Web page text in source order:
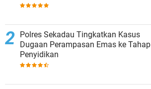
Polres Sekadau Tingkatkan Kasus
Dugaan Perampasan Emas ke Tahap
Penyidikan